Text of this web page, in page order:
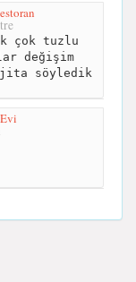
çok tuzlu
değişim
söyledik